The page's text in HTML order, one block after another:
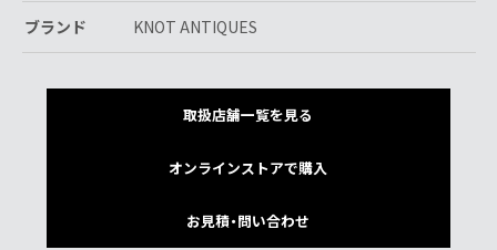
ブランド KNOT ANTIQUES
取扱店舗一覧を見る
オンラインストアで購入
お見積・問い合わせ